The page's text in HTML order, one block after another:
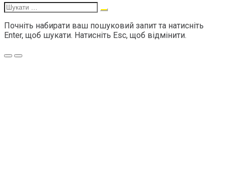
Шукати:
Почніть набирати ваш пошуковий запит та натисніть
Enter, щоб шукати. Натисніть Esc, щоб відмінити.
Меню